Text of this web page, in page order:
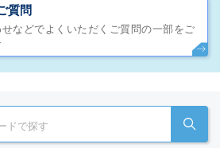
質問
などでよくいただくご質問の一部をご